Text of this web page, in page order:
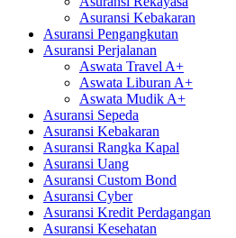
Asuransi Kebakaran
Asuransi Pengangkutan
Asuransi Perjalanan
Aswata Travel A+
Aswata Liburan A+
Aswata Mudik A+
Asuransi Sepeda
Asuransi Kebakaran
Asuransi Rangka Kapal
Asuransi Uang
Asuransi Custom Bond
Asuransi Cyber
Asuransi Kredit Perdagangan
Asuransi Kesehatan